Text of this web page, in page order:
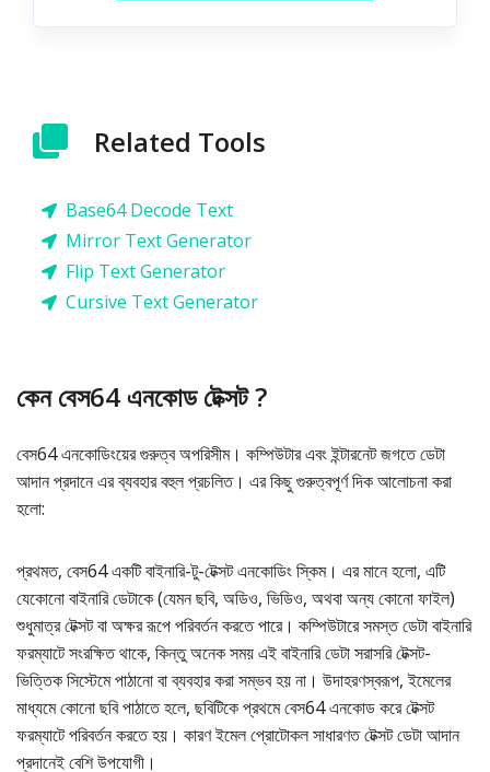
Related Tools
Base64 Decode Text
Mirror Text Generator
Flip Text Generator
Cursive Text Generator
কেন বেস64 এনকোড টেক্সট ?
বেস64 এনকোডিংয়ের গুরুত্ব অপরিসীম। কম্পিউটার এবং ইন্টারনেট জগতে ডেটা
আদান প্রদানে এর ব্যবহার বহুল প্রচলিত। এর কিছু গুরুত্বপূর্ণ দিক আলোচনা করা
হলো:
প্রথমত, বেস64 একটি বাইনারি-টু-টেক্সট এনকোডিং স্কিম। এর মানে হলো, এটি
যেকোনো বাইনারি ডেটাকে (যেমন ছবি, অডিও, ভিডিও, অথবা অন্য কোনো ফাইল)
শুধুমাত্র টেক্সট বা অক্ষর রূপে পরিবর্তন করতে পারে। কম্পিউটারে সমস্ত ডেটা বাইনারি
ফরম্যাটে সংরক্ষিত থাকে, কিন্তু অনেক সময় এই বাইনারি ডেটা সরাসরি টেক্সট-
ভিত্তিক সিস্টেমে পাঠানো বা ব্যবহার করা সম্ভব হয় না। উদাহরণস্বরূপ, ইমেলের
মাধ্যমে কোনো ছবি পাঠাতে হলে, ছবিটিকে প্রথমে বেস64 এনকোড করে টেক্সট
ফরম্যাটে পরিবর্তন করতে হয়। কারণ ইমেল প্রোটোকল সাধারণত টেক্সট ডেটা আদান
প্রদানেই বেশি উপযোগী।